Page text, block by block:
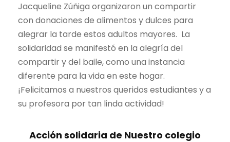
Jacqueline Zúñiga organizaron un compartir
con donaciones de alimentos y dulces para
alegrar la tarde estos adultos mayores. La
solidaridad se manifestó en la alegría del
compartir y del baile, como una instancia
diferente para la vida en este hogar.
¡Felicitamos a nuestros queridos estudiantes y a
su profesora por tan linda actividad!
Acción solidaria de Nuestro colegio